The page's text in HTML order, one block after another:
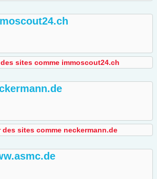
sites comme immoscout24.ch
des sites comme neckermann.de